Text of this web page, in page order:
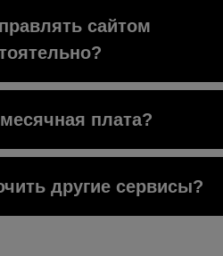
Используется
сайтом
плата?
другие сервисы?